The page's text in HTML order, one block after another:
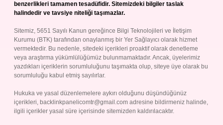
benzerlikleri tamamen tesadüfidir. Sitemizdeki bilgiler taslak
halindedir ve tavsiye niteliği taşımazlar.
Sitemiz, 5651 Sayılı Kanun gereğince Bilgi Teknolojileri ve İletişim
Kurumu (BTK) tarafından onaylanmış bir Yer Sağlayıcı olarak hizmet
vermektedir. Bu nedenle, sitedeki içerikleri proaktif olarak denetleme
veya araştırma yükümlülüğümüz bulunmamaktadır. Ancak, üyelerimiz
yazdıkları içeriklerin sorumluluğunu taşımakta olup, siteye üye olarak bu
sorumluluğu kabul etmiş sayılırlar.
Hukuka ve yasal düzenlemelere aykırı olduğunu düşündüğünüz
içerikleri, backlinkpanelicomtr@gmail.com adresine bildirmeniz halinde,
ilgili içerikler yasal süre içerisinde sitemizden kaldırılacaktır.